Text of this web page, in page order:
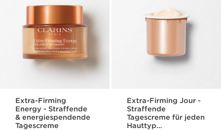
Extra-Firming
Energy - Straffende
& energiespendende
Tagescreme
Extra-Firming Jour -
Straffende
Tagescreme für jeden
Hauttyp